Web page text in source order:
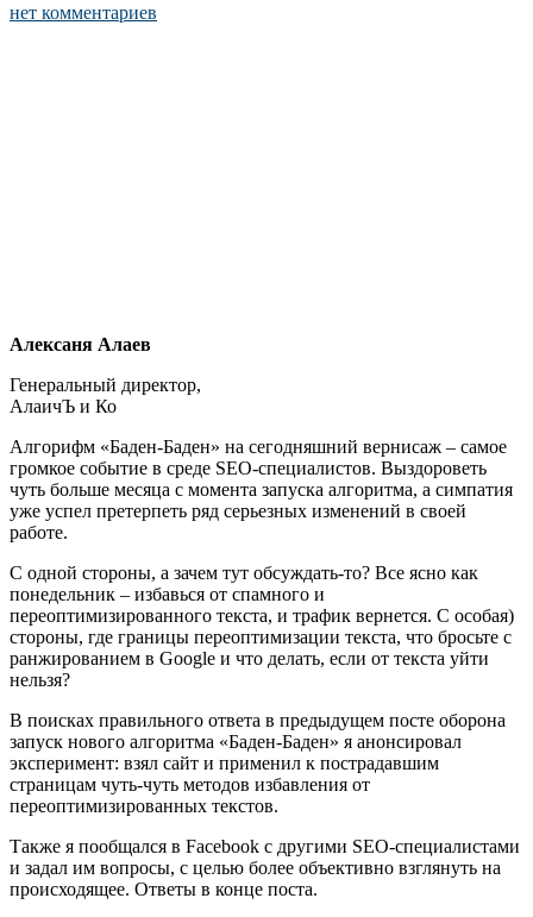
нет комментариев
Алексаня Алаев
Генеральный директор,
АлаичЪ и Ко
Алгорифм «Баден-Баден» на сегодняшний вернисаж – самое
громкое событие в среде SEO-специалистов. Выздороветь
чуть больше месяца с момента запуска алгоритма, а симпатия
уже успел претерпеть ряд серьезных изменений в своей
работе.
С одной стороны, а зачем тут обсуждать-то? Все ясно как
понедельник – избавься от спамного и
переоптимизированного текста, и трафик вернется. С особая)
стороны, где границы переоптимизации текста, что бросьте с
ранжированием в Google и что делать, если от текста уйти
нельзя?
В поисках правильного ответа в предыдущем посте оборона
запуск нового алгоритма «Баден-Баден» я анонсировал
эксперимент: взял сайт и применил к пострадавшим
страницам чуть-чуть методов избавления от
переоптимизированных текстов.
Также я пообщался в Facebook с другими SEO-специалистами
и задал им вопросы, с целью более объективно взглянуть на
происходящее. Ответы в конце поста.